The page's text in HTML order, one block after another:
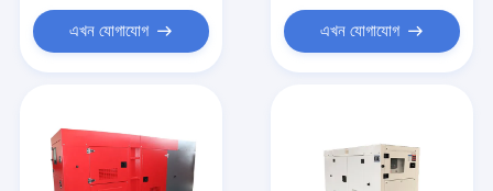
পণ্য
ভিডিও
এখন যোগাযোগ এখন যোগাযোগ